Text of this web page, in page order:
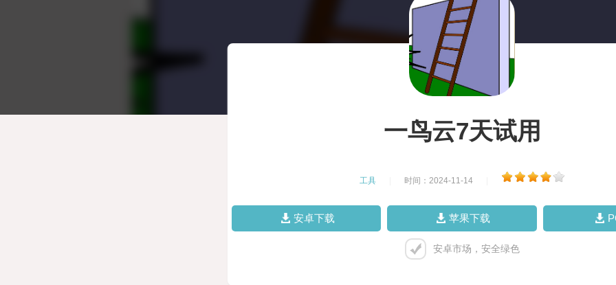
一鸟云7天试用
工具 时间：2024-11-14
安卓下载 苹果下载
安卓市场，安全绿色